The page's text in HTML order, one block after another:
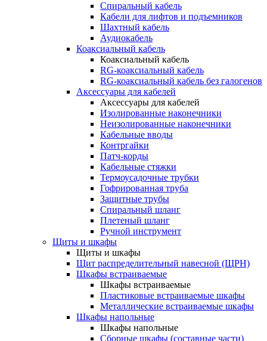
Спиральный кабель
Кабели для лифтов и подъемников
Шахтный кабель
Аудиокабель
Коаксиальный кабель
Коаксиальный кабель
RG-коаксиальный кабель
RG-коаксиальный кабель без галогенов
Аксессуары для кабелей
Аксессуары для кабелей
Изолированные наконечники
Неизолированные наконечники
Кабельные вводы
Контргайки
Патч-корды
Кабельные стяжки
Термоусадочные трубки
Гофрированная труба
Защитные трубы
Спиральный шланг
Плетеный шланг
Ручной инструмент
Щиты и шкафы
Щиты и шкафы
Щит распределительный навесной (ЩРН)
Шкафы встраиваемые
Шкафы встраиваемые
Пластиковые встраиваемые шкафы
Металлические встраиваемые шкафы
Шкафы напольные
Шкафы напольные
Сборные шкафы (составные части)